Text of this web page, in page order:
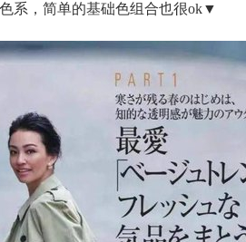
，简单的基础色组合也很ok▼